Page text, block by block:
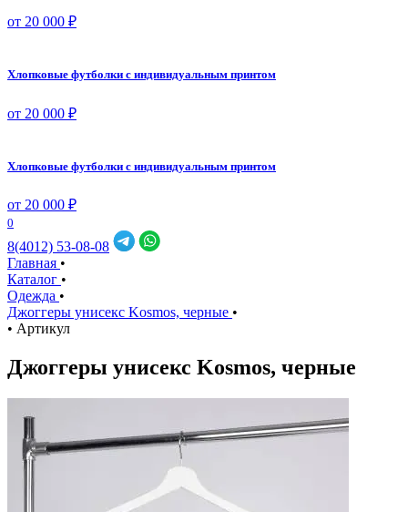
от 20 000 ₽
Хлопковые футболки с индивидуальным принтом
от 20 000 ₽
Хлопковые футболки с индивидуальным принтом
от 20 000 ₽
0
8(4012) 53-08-08
Главная •
Каталог •
Одежда •
Джоггеры унисекс Kosmos, черные •
• Артикул
Джоггеры унисекс Kosmos, черные